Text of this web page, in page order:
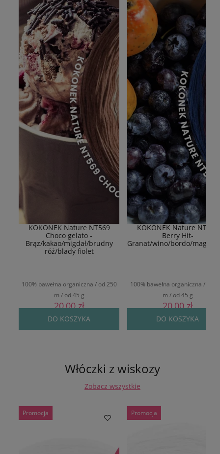
KOKONEK Nature NT569
Choco gelato -
Brąz/kakao/migdał/brudny
róż/blady fiolet
100% bawełna organiczna / od 250
m / od 45 g
20,00 zł
DO KOSZYKA
KOKONEK Nature NT577
Berry Hit-
Granat/wino/bordo/
100% bawełna organiczna / od
m / od 45 g
20,00 zł
DO KOSZYKA
Włóczki z wiskozy
Zobacz wszystkie
Promocja Promocja